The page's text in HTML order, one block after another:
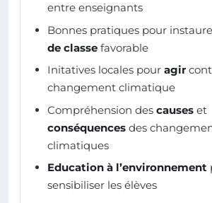
entre enseignants
Bonnes pratiques pour
de classe favorable
Initatives locales pour agir
changement climatique
Compréhension des causes et
conséquences des
climatiques
Education à l’environnement
sensibiliser les élèves